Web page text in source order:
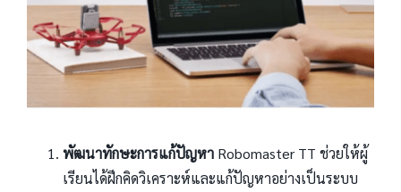
พัฒนาทักษะการแก้ปัญหาRobomaster TT ช่วยให้ผู้
เรียนได้ฝึกคิดวิเคราะห์และแก้ปัญหาอย่างเป็นระบบ